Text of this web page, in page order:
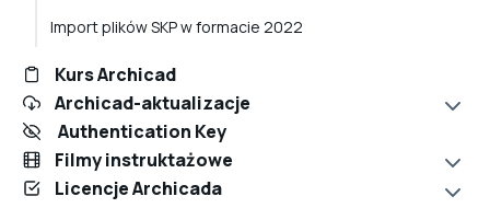
Import plików SKP w formacie 2022
Kurs Archicad
Archicad-aktualizacje
Authentication Key
Filmy instruktażowe
Licencje Archicada